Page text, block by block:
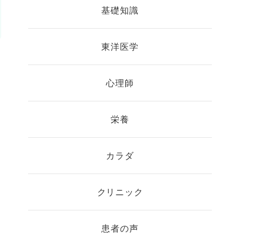
基礎知識
東洋医学
心理師
栄養
カラダ
クリニック
患者の声